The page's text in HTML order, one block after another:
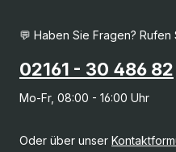
💬 Haben Sie Fragen? Rufen
02161 - 30 486 82
Mo-Fr, 08:00 - 16:00 Uhr
Oder über unser